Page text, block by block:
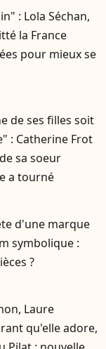
: Lola Séchan,
la France
pour mieux se
de ses filles soit
: Catherine Frot
sa soeur
a tourné
d'une marque
symbolique :
?
Laure
qu'elle adore,